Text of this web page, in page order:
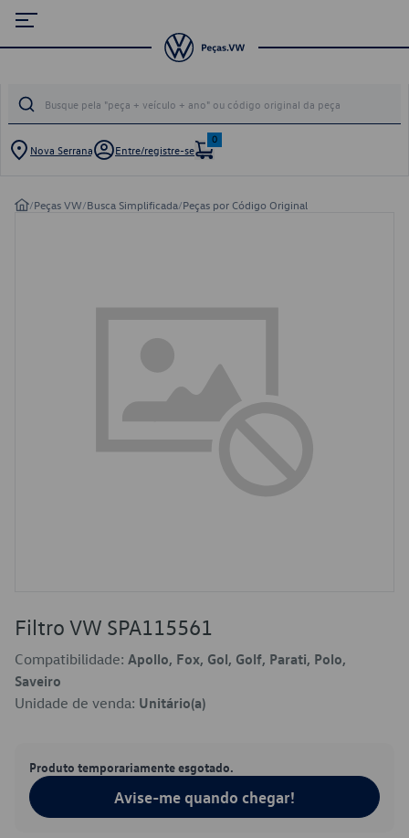
Nova Serrana Entre/registre-se
0
/Peças VW/Busca Simplificada/Peças por Código Original
Filtro VW SPA115561
Compatibilidade: Apollo, Fox, Gol, Golf, Parati, Polo,
Saveiro
Unidade de venda: Unitário(a)
Produto temporariamente esgotado.
Avise-me quando chegar!